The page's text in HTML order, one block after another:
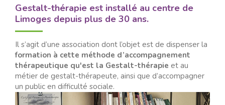
Gestalt-thérapie est installé au centre de
Limoges depuis plus de 30 ans.
Il s’agit d’une association dont l’objet est de dispenser la
formation à cette méthode d’accompagnement
thérapeutique qu'est la Gestalt-thérapie et au
métier de gestalt-thérapeute, ainsi que d’accompagner
un public en difficulté sociale.